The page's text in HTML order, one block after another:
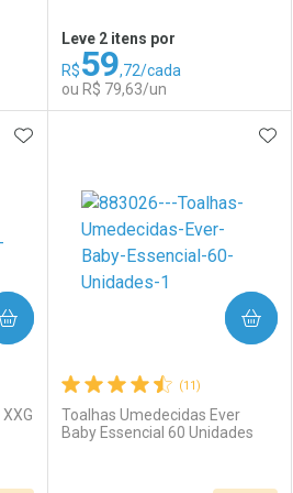
Comprar sem Desconto
Por R$ 37,27/cada
Comprar sem Desconto
Por R$ 37,27/cada
Leve 2 itens por
R$59,72/cada
ou R$ 79,63/un
Laboratório
Por Menos
ADICIONAR AOS FAVORITOS
(11)
Toalhas Umedecidas Ever
Baby Essencial 60 Unidades
COMPRAR